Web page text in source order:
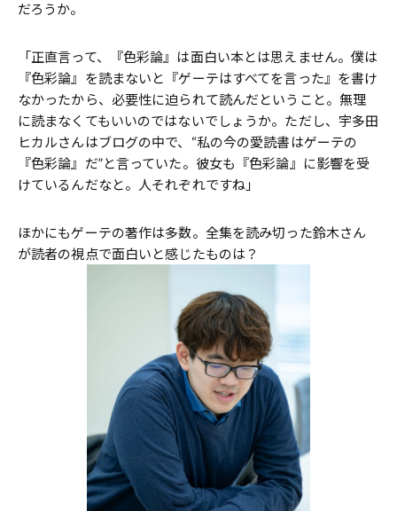
だろうか。
「正直言って、『色彩論』は面白い本とは思えません。僕は
『色彩論』を読まないと『ゲーテはすべてを言った』を書け
なかったから、必要性に迫られて読んだということ。無理
に読まなくてもいいのではないでしょうか。ただし、宇多田
ヒカルさんはブログの中で、“私の今の愛読書はゲーテの
『色彩論』だ”と言っていた。彼女も『色彩論』に影響を受
けているんだなと。人それぞれですね」
ほかにもゲーテの著作は多数。全集を読み切った鈴木さん
が読者の視点で面白いと感じたものは？